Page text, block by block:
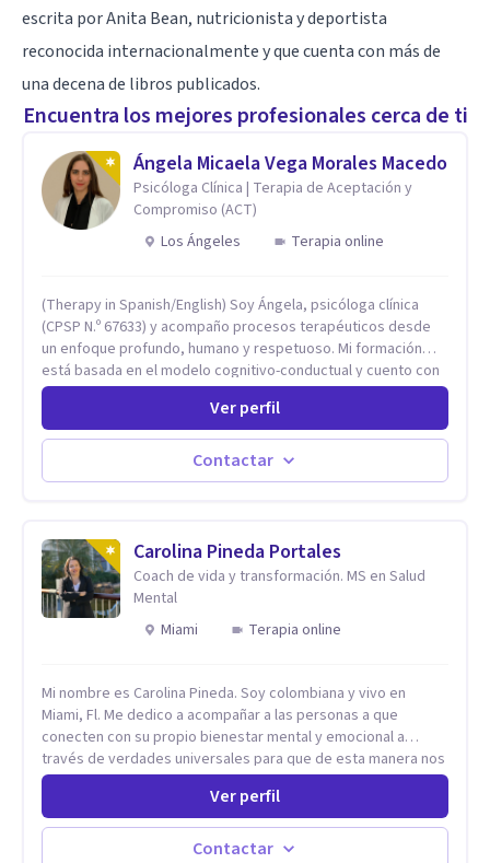
escrita por Anita Bean, nutricionista y deportista
reconocida internacionalmente y que cuenta con más de
una decena de libros publicados.
Encuentra los mejores profesionales cerca de ti
Ángela Micaela Vega Morales Macedo
Psicóloga Clínica | Terapia de Aceptación y
Compromiso (ACT)
Los Ángeles
Terapia online
(Therapy in Spanish/English) Soy Ángela, psicóloga clínica
(CPSP N.º 67633) y acompaño procesos terapéuticos desde
un enfoque profundo, humano y respetuoso. Mi formación
está basada en el modelo cognitivo-conductual y cuento con
especialización en Terapia de Aceptación y Compromiso
(ACT), formada en Fundación Foro, Argentina. Estos estudios,
junto con mi desarrollo profesional, me han permitido
construir una base sólida desde la cual acompaño cada
proceso con sensibilidad, criterio clínico y una mirada
busco eliminar el malestar, sino transformar la relación que
tienes con lo que sientes y piensas. Acompaño a que puedas
sostener tu experiencia interna con mayor flexibilidad, sin
tener que luchar constantemente contigo. Integro también
herramientas como mindfulness, escritura terapéutica y
racional.
Ver perfil
Contactar
Carolina Pineda Portales
Coach de vida y transformación. MS en Salud
Mental
Miami
Terapia online
Mi nombre es Carolina Pineda. Soy colombiana y vivo en
Miami, Fl. Me dedico a acompañar a las personas a que
conecten con su propio bienestar mental y emocional a
través de verdades universales para que de esta manera nos
permitamos navegar por la vida con facilidad, paz y gozo.
Todo se encuentra en nuestra propia sabiduría. Todo ocurre
de adentro hacia afuera. Un poco (o mucho) de paz mental es
lo que necesitamos, todos. Empecemos por aqui.
Ver perfil
Contactar